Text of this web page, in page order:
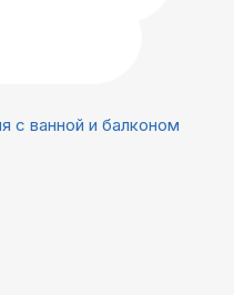
с ванной и балконом